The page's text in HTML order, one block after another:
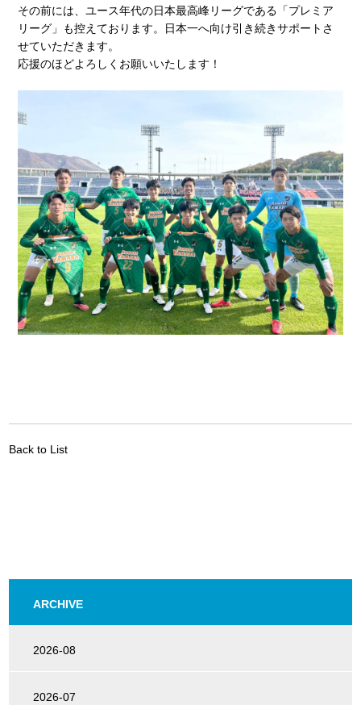
その前には、ユース年代の日本最高峰リーグである「プレミア
リーグ」も控えております。日本一へ向け引き続きサポートさ
せていただきます。
応援のほどよろしくお願いいたします！
Back to List
ARCHIVE
2026-08
2026-07